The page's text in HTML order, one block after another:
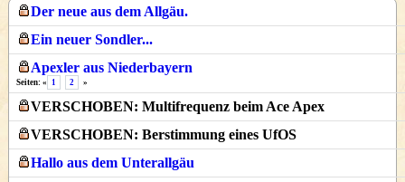
Der neue aus dem Allgäu.
Ein neuer Sondler...
Apexler aus Niederbayern
Seiten: « 1 2 »
VERSCHOBEN: Multifrequenz beim Ace Apex
VERSCHOBEN: Berstimmung eines UfOS
Hallo aus dem Unterallgäu